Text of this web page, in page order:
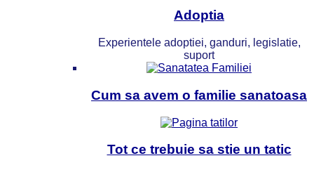
Adoptia
Experientele adoptiei, ganduri, legislatie,
suport
Cum sa avem o familie sanatoasa
Tot ce trebuie sa stie un tatic